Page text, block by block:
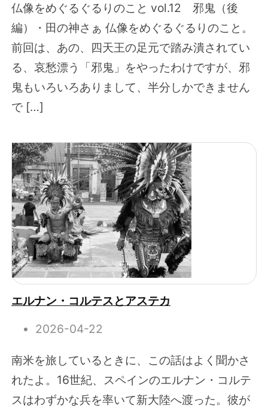
仏像をめぐるぐるりのこと vol.12 邪鬼（後
編）・田の神さぁ 仏像をめぐるぐるりのこと。
前回は、あの、四天王の足元で踏み潰されてい
る、哀愁漂う「邪鬼」をやったわけですが、邪
鬼もいろいろありまして、半分しかできません
で […]
エルナン・コルテスとアステカ
2026-04-22
南米を旅しているときに、この話はよく聞かさ
れたよ。16世紀、スペインのエルナン・コルテ
スはわずかな兵を率いて新大陸へ渡った。彼が